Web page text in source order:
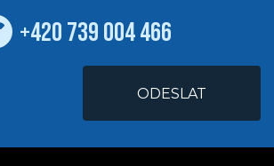
+420 739 004 466